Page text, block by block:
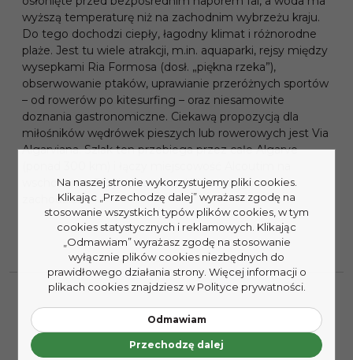
wyższą temperaturę niż na zachodnim wybrzeżu kraju.
Do tego dochodzi ciepły, łagodny klimat i różnorodne
plaże. Jest tu wiele atrakcji, m.in. aquaparki, rejsy między
wysepkami Ria Formosa (dosł. „piękna rzeka”),
obserwowanie ptaków, uprawianie przeróżnych sportów
– od rowerów po kitesurfing – oraz niesamowite
doznania gastronomiczne. Ciekawą propozycją dla
miłośników wędrówek pieszych lub rowerowych jest Via
Algarviana. Szlak ten przebiega przez całe Algarve
wschodzie z Przylądkiem św. Wincentego na
zachodzie.
Na naszej stronie wykorzystujemy pliki cookies.
Klikając „Przechodzę dalej” wyrażasz zgodę na
stosowanie wszystkich typów plików cookies, w tym
cookies statystycznych i reklamowych. Klikając
„Odmawiam” wyrażasz zgodę na stosowanie
wyłącznie plików cookies niezbędnych do
prawidłowego działania strony. Więcej informacji o
plikach cookies znajdziesz w Polityce prywatności.
Odmawiam
Przechodzę dalej